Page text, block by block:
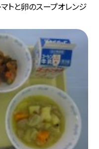
トと卵のスープオレンジ